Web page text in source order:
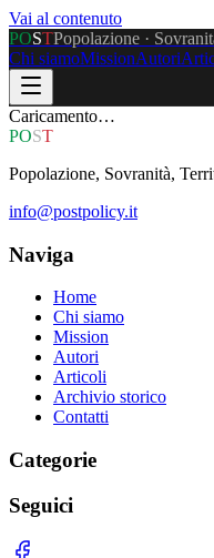
Vai al contenuto
POSTPopolazione ·
Chi siamoMissionAutori
Caricamento…
POST
Popolazione, Sovranità,
info@postpolicy.it
Naviga
Home
Chi siamo
Mission
Autori
Articoli
Archivio storico
Contatti
Categorie
Seguici